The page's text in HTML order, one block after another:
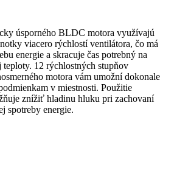
úsporného BLDC motora využívajú
viacero rýchlostí ventilátora, čo má
energie a skracuje čas potrebný na
teploty. 12 rýchlostných stupňov
motora vám umožní dokonale
v miestnosti. Použitie
znížiť hladinu hluku pri zachovaní
spotreby energie.